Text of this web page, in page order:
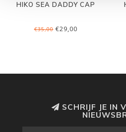
HIKO SEA DADDY CAP
€35,00€29,00
SCHRIJF JE IN